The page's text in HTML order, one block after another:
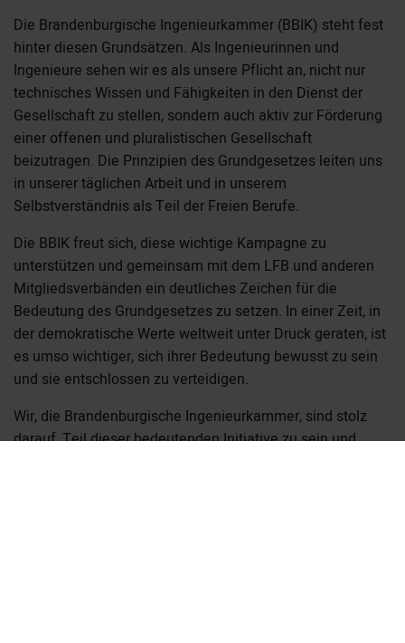
Die Brandenburgische Ingenieurkammer (BBIK) steht fest
hinter diesen Grundsätzen. Als Ingenieurinnen und
Ingenieure sehen wir es als unsere Pflicht an, nicht nur
technisches Wissen und Fähigkeiten in den Dienst der
Gesellschaft zu stellen, sondern auch aktiv zur Förderung
einer offenen und pluralistischen Gesellschaft
beizutragen. Die Prinzipien des Grundgesetzes leiten uns
in unserer täglichen Arbeit und in unserem
Selbstverständnis als Teil der Freien Berufe.
Die BBIK freut sich, diese wichtige Kampagne zu
unterstützen und gemeinsam mit dem LFB und anderen
Mitgliedsverbänden ein deutliches Zeichen für die
Bedeutung des Grundgesetzes zu setzen. In einer Zeit, in
der demokratische Werte weltweit unter Druck geraten, ist
es umso wichtiger, sich ihrer Bedeutung bewusst zu sein
und sie entschlossen zu verteidigen.
Wir, die Brandenburgische Ingenieurkammer, sind stolz
darauf, Teil dieser bedeutenden Initiative zu sein und